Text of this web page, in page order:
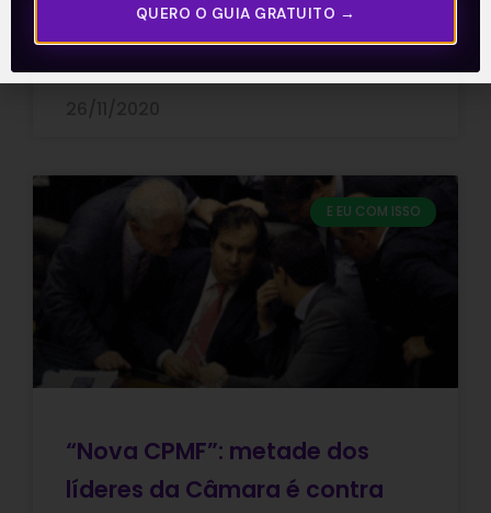
Leia mais
E EU COM ISSO
“Nova CPMF”: metade dos
líderes da Câmara é contra
QUERO O GUIA GRATUITO →